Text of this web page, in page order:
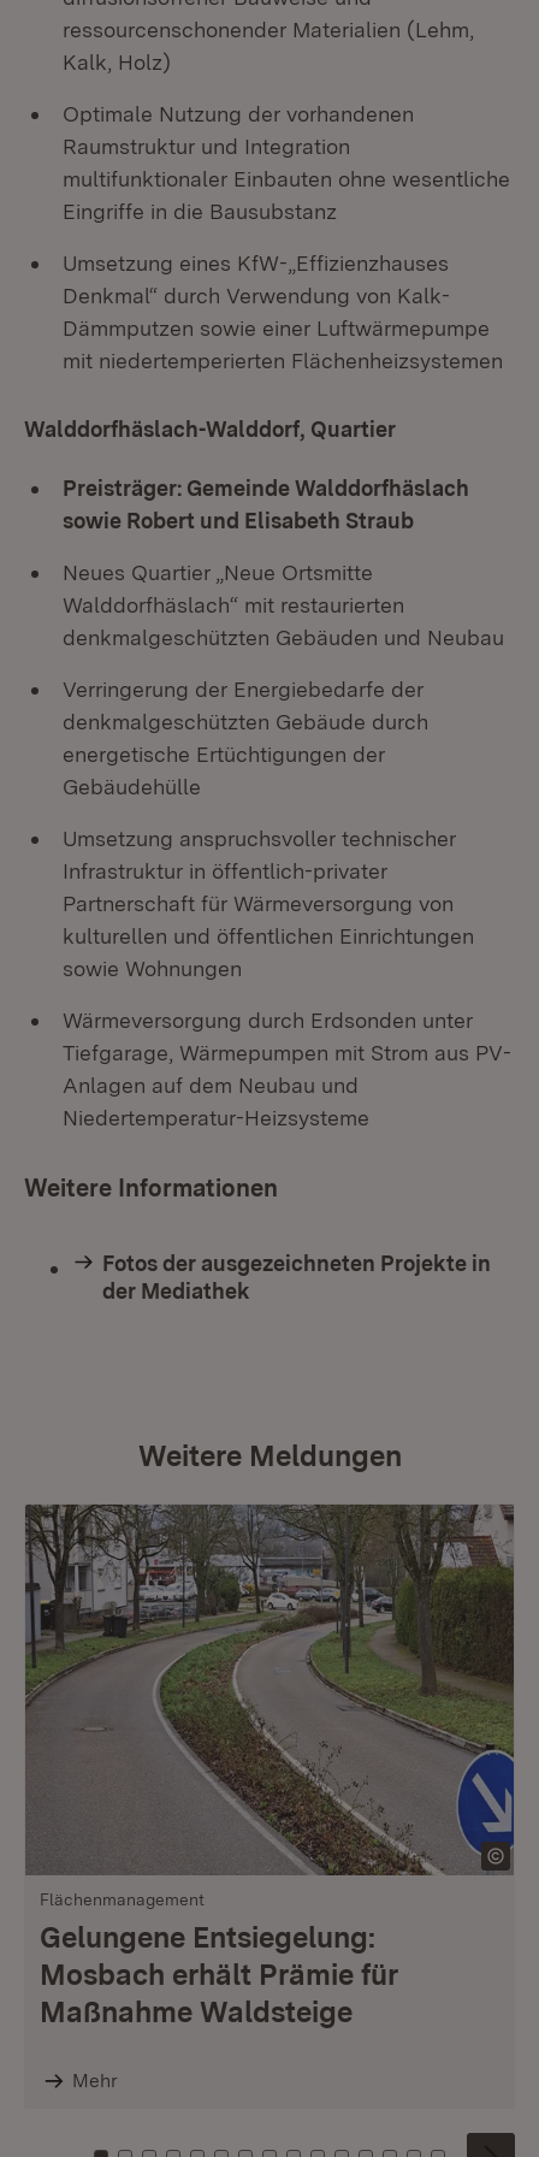
ressourcenschonender Materialien (Lehm,
Kalk, Holz)
Optimale Nutzung der vorhandenen
Raumstruktur und Integration
multifunktionaler Einbauten ohne wesentliche
Eingriffe in die Bausubstanz
Umsetzung eines KfW-„Effizienzhauses
Denkmal“ durch Verwendung von Kalk-
Dämmputzen sowie einer Luftwärmepumpe
mit niedertemperierten Flächenheizsystemen
Walddorfhäslach-Walddorf, Quartier
Preisträger: Gemeinde Walddorfhäslach
sowie Robert und Elisabeth Straub
Neues Quartier „Neue Ortsmitte
Walddorfhäslach“ mit restaurierten
denkmalgeschützten Gebäuden und Neubau
Verringerung der Energiebedarfe der
denkmalgeschützten Gebäude durch
energetische Ertüchtigungen der
Gebäudehülle
Umsetzung anspruchsvoller technischer
Infrastruktur in öffentlich-privater
Partnerschaft für Wärmeversorgung von
kulturellen und öffentlichen Einrichtungen
sowie Wohnungen
Wärmeversorgung durch Erdsonden unter
Tiefgarage, Wärmepumpen mit Strom aus PV-
Anlagen auf dem Neubau und
Niedertemperatur-Heizsysteme
Weitere Informationen
Fotos der ausgezeichneten Projekte in
der Mediathek
Weitere Meldungen
Flächenmanagement
Gelungene Entsiegelung:
Mosbach erhält Prämie für
Maßnahme Waldsteige
Mehr